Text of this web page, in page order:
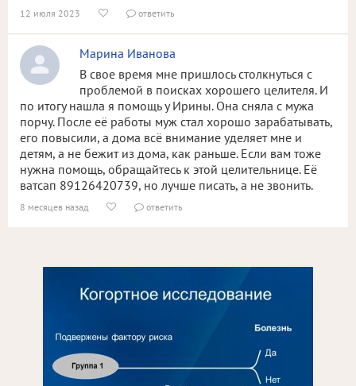
12 июля 2023   ответить
Марина Иванова
В свое время мне пришлось столкнуться с
проблемой в поисках хорошего целителя. И
по итогу нашла я помощь у Ирины. Она сняла с мужа
порчу. После её работы муж стал хорошо зарабатывать,
его повысили, а дома всё внимание уделяет мне и
детям, а не бежит из дома, как раньше. Если вам тоже
нужна помощь, обращайтесь к этой целительнице. Её
ватсап 89126420739, но лучше писать, а не звонить.
8 месяцев назад   ответить